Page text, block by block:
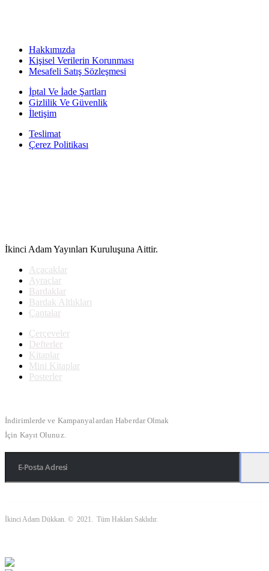
Hakkımızda
Kişisel Verilerin Korunması
Mesafeli Satış Sözleşmesi
İptal Ve İade Şartları
Gizlilik Ve Güvenlik
İletişim
Teslimat
Çerez Politikası
İkinci Adam Yayınları Kuruluşuna Aittir.
Açacaklar
Ayraçlar
Bardaklar
Bardak Altlıkları
Çantalar
Çerçeveler
Defterler
Kitaplar
Mini Kitaplar
Posterler
İndirimlerde ve Kampanyalardan Haberdar Olmak
İçin Kayıt Olunuz.
İkinci Adam Dükkan. © 2021. Tüm Hakları Saklıdır.